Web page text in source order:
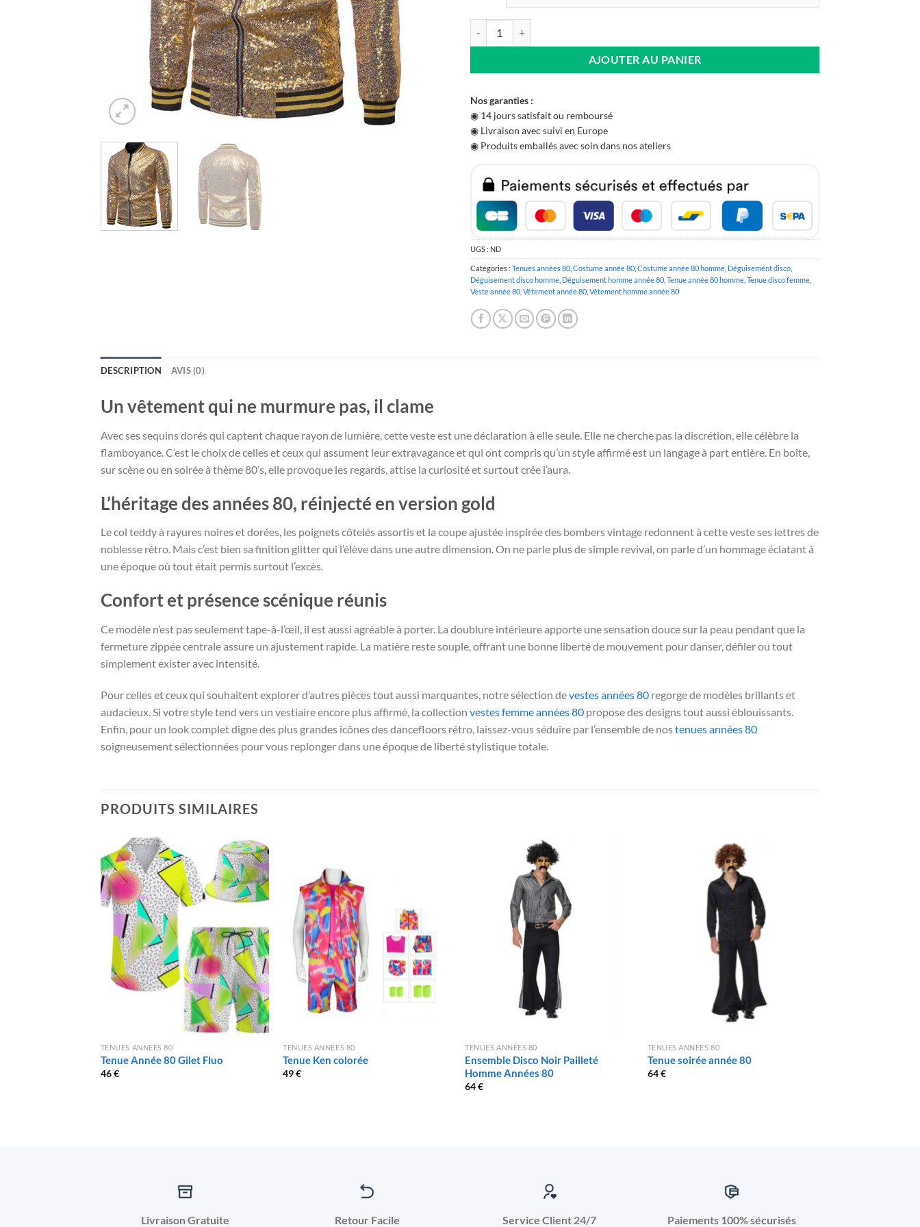
AJOUTER AU PANIER
Nos garanties :
◉ 14 jours satisfait ou remboursé
◉ Livraison avec suivi en Europe
◉ Produits emballés avec soin dans nos ateliers
UGS : ND
Catégories : Tenues années 80 Costume année 80 Costume année 80 homme Déguisement disco
Déguisement disco homme Déguisement homme année 80 Tenue année 80 homme Tenue disco femme
Veste année 80 Vêtement année 80 Vêtement homme année 80
DESCRIPTION AVIS (0)
Un vêtement qui ne murmure pas, il clame
Avec ses sequins dorés qui captent chaque rayon de lumière, cette veste est une déclaration à elle seule. Elle ne cherche pas la discrétion, elle célèbre la
flamboyance. C’est le choix de celles et ceux qui assument leur extravagance et qui ont compris qu’un style affirmé est un langage à part entière. En boîte,
sur scène ou en soirée à thème 80’s, elle provoque les regards, attise la curiosité et surtout crée l’aura.
L’héritage des années 80, réinjecté en version gold
Le col teddy à rayures noires et dorées, les poignets côtelés assortis et la coupe ajustée inspirée des bombers vintage redonnent à cette veste ses lettres de
noblesse rétro. Mais c’est bien sa finition glitter qui l’élève dans une autre dimension. On ne parle plus de simple revival, on parle d’un hommage éclatant à
une époque où tout était permis surtout l’excès.
Confort et présence scénique réunis
Ce modèle n’est pas seulement tape-à-l’œil, il est aussi agréable à porter. La doublure intérieure apporte une sensation douce sur la peau pendant que la
fermeture zippée centrale assure un ajustement rapide. La matière reste souple, offrant une bonne liberté de mouvement pour danser, défiler ou tout
simplement exister avec intensité.
Pour celles et ceux qui souhaitent explorer d’autres pièces tout aussi marquantes, notre sélection devestes années 80 regorge de modèles brillants et
audacieux. Si votre style tend vers un vestiaire encore plus affirmé, la collection vestes femme années 80 propose des designs tout aussi éblouissants.
Enfin, pour un look complet digne des plus grandes icônes des dancefloors rétro, laissez-vous séduire par l’ensemble de nostenues années 80
soigneusement sélectionnées pour vous replonger dans une époque de liberté stylistique totale.
PRODUITS SIMILAIRES
TENUES ANNÉES 80
Tenue Année 80 Gilet Fluo
46€
TENUES ANNÉES 80
Tenue Ken colorée
49€
TENUES ANNÉES 80
Ensemble Disco Noir Pailleté
Homme Années 80
64€
TENUES ANNÉES 80
Tenue soirée année 80
64€
Livraison Gratuite Retour Facile Service Client 24/7 Paiements 100% sécurisés